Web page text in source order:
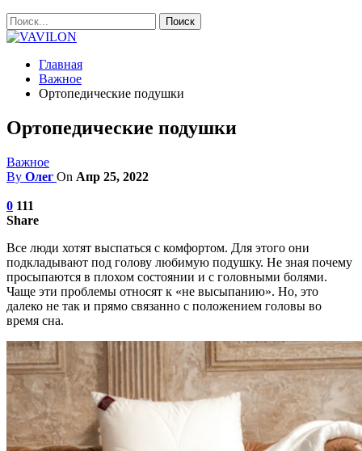
Главная
Важное
Ортопедические подушки
Ортопедические подушки
Важное
By Олег On Апр 25, 2022
0 111
Share
Все люди хотят выспаться с комфортом. Для этого они
подкладывают под голову любимую подушку. Не зная почему
просыпаются в плохом состоянии и с головными болями.
Чаще эти проблемы относят к «не высыпанию». Но, это
далеко не так и прямо связанно с положением головы во
время сна.